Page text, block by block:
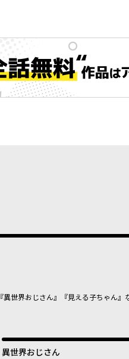
世界おじさん』『見える子ちゃん
異世界おじさん